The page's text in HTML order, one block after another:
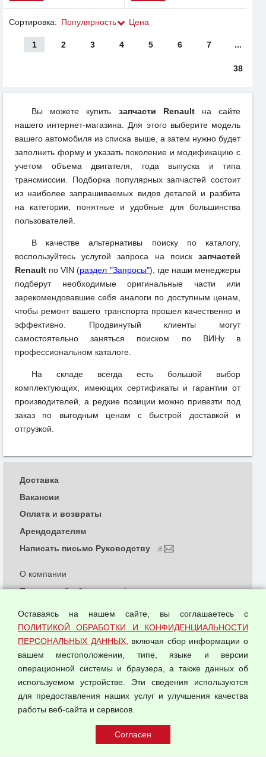
Сортировка: Популярность Цена
1 2 3 4 5 6 7 ...
38
Вы можете купить запчасти Renaultна сайте
нашего интернет-магазина. Для этого выберите модель
вашего автомобиля из списка выше, а затем нужно будет
заполнить форму и указать поколение и модификацию с
учетом объема двигателя, года выпуска и типа
трансмиссии. Подборка популярных запчастей состоит
из наиболее запрашиваемых видов деталей и разбита
на категории, понятные и удобные для большинства
пользователей.
В качестве альтернативы поиску по каталогу,
воспользуйтесь услугой запроса на поиск запчастей
Renault по VIN (раздел "Запросы"), где наши менеджеры
подберут необходимые оригинальные части или
зарекомендовавшие себя аналоги по доступным ценам,
чтобы ремонт вашего транспорта прошел качественно и
эффективно. Продвинутый клиенты могут
самостоятельно заняться поиском по ВИНу в
профессиональном каталоге.
На складе всегда есть большой выбор
комплектующих, имеющих сертификаты и гарантии от
производителей, а редкие позиции можно привезти под
заказ по выгодным ценам с быстрой доставкой и
отгрузкой.
© 2026 ООО "Феникс"
О компании
Политика обработки и конфиденциальности
Согласием на обработку персональных данных
Оферта оптовой купли-продажи
Публичная оферта
Доставка
Вакансии
Оплата и возвраты
Арендодателям
Написать письмо Руководству
Оставаясь на нашем сайте, вы соглашаетесь с
ПОЛИТИКОЙ ОБРАБОТКИ И КОНФИДЕНЦИАЛЬНОСТИ
ПЕРСОНАЛЬНЫХ ДАННЫХ, включая сбор информации о
вашем местоположении, типе, языке и версии
операционной системы и браузера, а также данных об
используемом устройстве. Эти сведения используются
для предоставления наших услуг и улучшения качества
работы веб-сайта и сервисов.